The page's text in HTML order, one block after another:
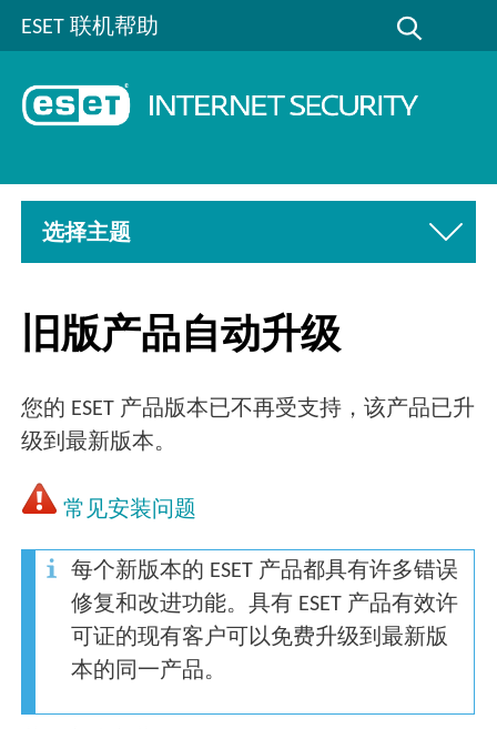
ESET 联机帮助
选择主题
旧版产品自动升级
您的 ESET 产品版本已不再受支持，该产品已升
级到最新版本。
常见安装问题
每个新版本的 ESET 产品都具有许多错误
修复和改进功能。具有 ESET 产品有效许
可证的现有客户可以免费升级到最新版
本的同一产品。